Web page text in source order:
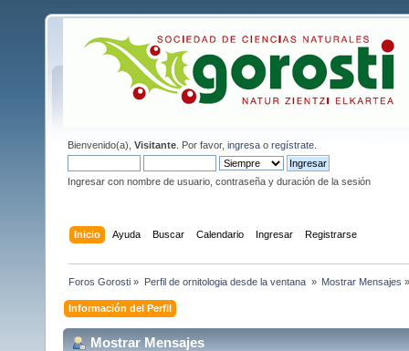
Bienvenido(a), Visitante . Por favor, ingresa o regístrate
Ingresar con nombre de usuario, contraseña y duración de la sesión
Inicio Ayuda Buscar Calendario Ingresar Registrarse
Foros Gorosti » Perfil de ornitologia desde la ventana » Mostrar Mensajes »
Información del Perfil
Mostrar Mensajes